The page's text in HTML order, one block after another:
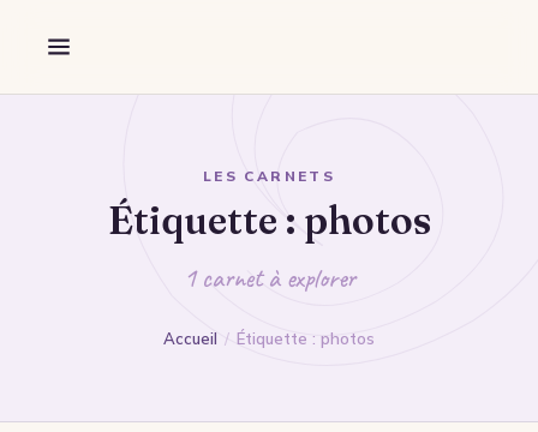
Destination
LES CARNETS
Étiquette : photos
1 carnet à explorer
Accueil / Étiquette : photos